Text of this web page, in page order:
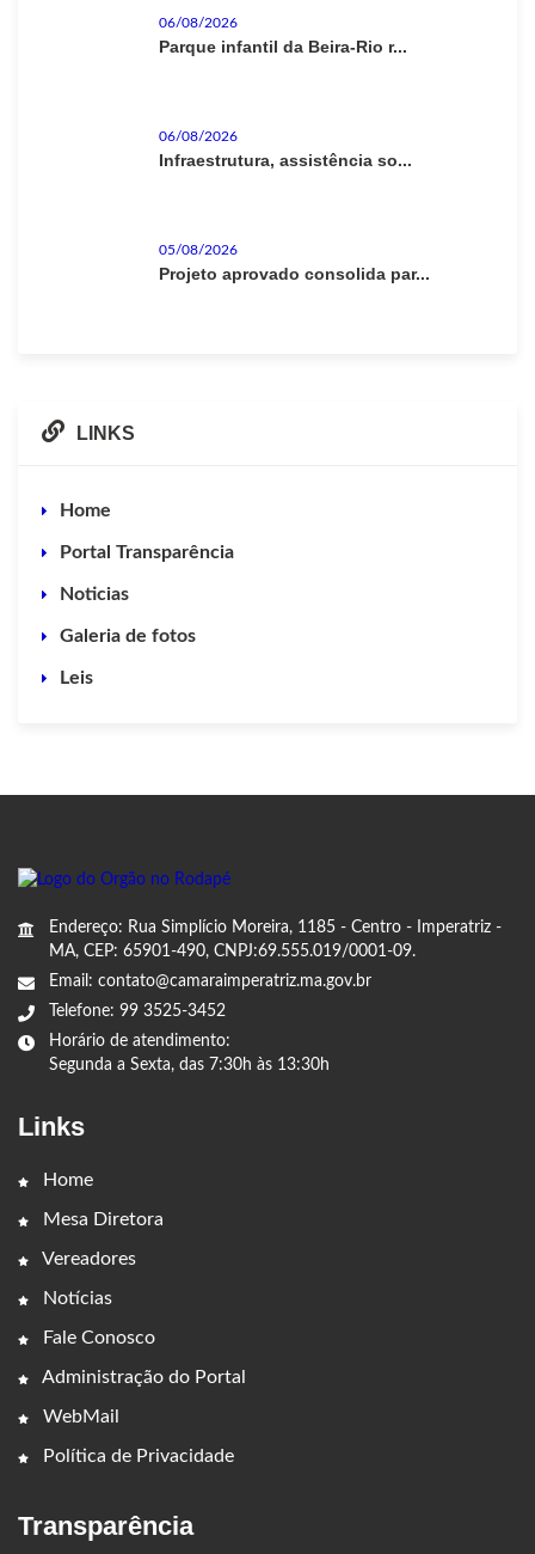
06/08/2026
Parque infantil da Beira-Rio r...
06/08/2026
Infraestrutura, assistência so...
05/08/2026
Projeto aprovado consolida par...
LINKS
Home
Portal Transparência
Noticias
Galeria de fotos
Leis
Endereço: Rua Simplício Moreira, 1185 - Centro - Imperatriz -
MA, CEP: 65901-490, CNPJ:69.555.019/0001-09.
Email: contato@camaraimperatriz.ma.gov.br
Telefone: 99 3525-3452
Horário de atendimento:
Segunda a Sexta, das 7:30h às 13:30h
Links
Home
Mesa Diretora
Vereadores
Notícias
Fale Conosco
Administração do Portal
WebMail
Política de Privacidade
Transparência